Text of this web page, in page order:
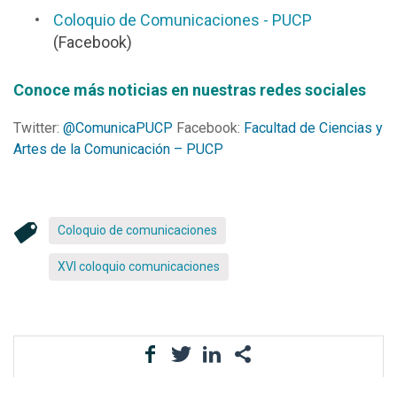
Coloquio de Comunicaciones - PUCP
(Facebook)
Conoce más noticias en nuestras redes sociales
Twitter: @ComunicaPUCP Facebook: Facultad de Ciencias y
Artes de la Comunicación – PUCP
Coloquio de comunicaciones
XVI coloquio comunicaciones